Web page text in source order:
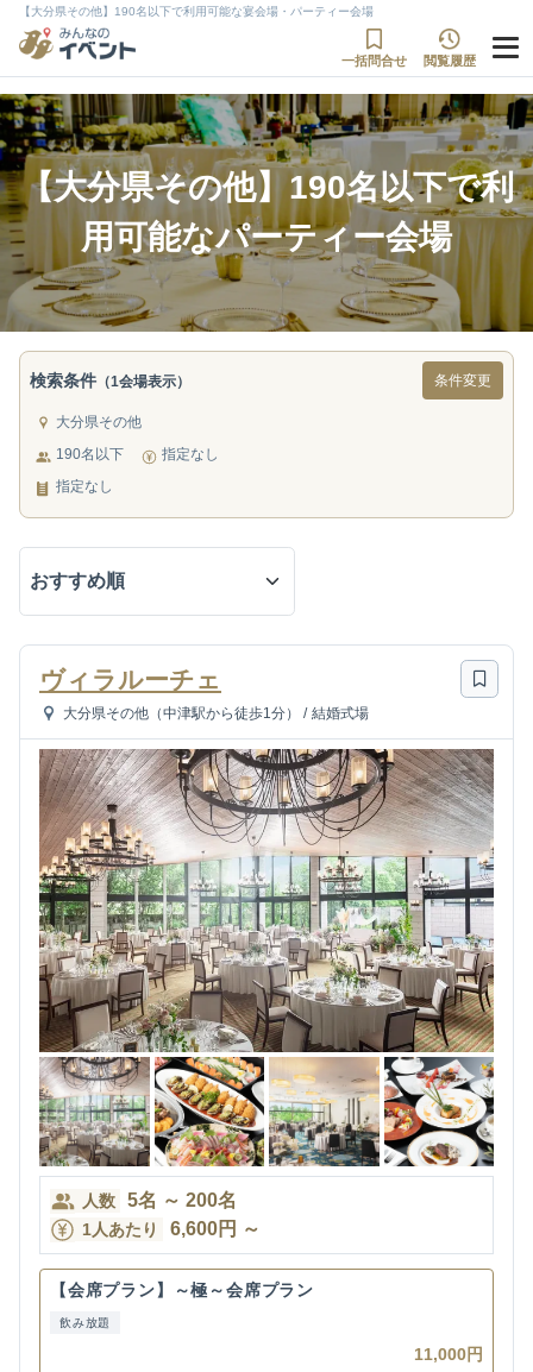
【大分県その他】190名以下で利用可能な宴会場・パーティー会場
一括問合せ 閲覧履歴
【大分県その他】190名以下で利
用可能なパーティー会場
検索条件 （1会場表示） 条件変更
大分県その他
190名以下
指定なし
指定なし
ヴィラルーチェ
大分県その他（中津駅から徒歩1分） / 結婚式場
人数 5名 ～ 200名
1人あたり 6,600円 ～
【会席プラン】～極～会席プラン
飲み放題
11,000円